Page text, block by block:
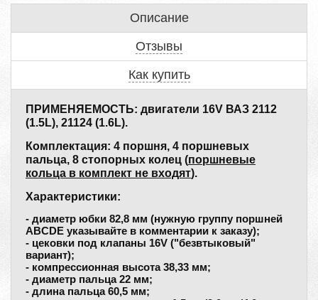
Описание
Отзывы
Как купить
ПРИМЕНЯЕМОСТЬ: двигатели 16V ВАЗ 2112
(1.5L), 21124 (1.6L).
Комплектация: 4 поршня, 4 поршневых
пальца, 8 стопорных колец (поршневые
кольца в комплект не входят).
Характеристики:
- диаметр юбки 82,8 мм (нужную группу поршней
ABCDE указывайте в комментарии к заказу);
- цековки под клапаны 16V ("безвтыковый"
вариант);
- компрессионная высота 38,33 мм;
- диаметр пальца 22 мм;
- длина пальца 60,5 мм;